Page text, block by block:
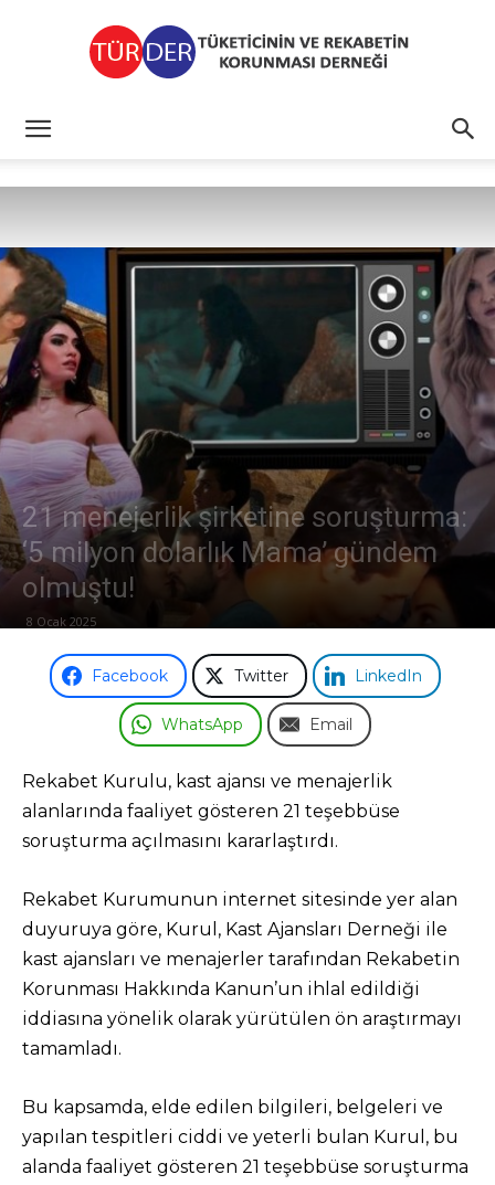
21 menejerlik şirketine soruşturma:
‘5 milyon dolarlık Mama’ gündem
olmuştu!
8 Ocak 2025
Facebook Twitter LinkedIn
WhatsApp Email
Rekabet Kurulu, kast ajansı ve menajerlik
alanlarında faaliyet gösteren 21 teşebbüse
soruşturma açılmasını kararlaştırdı.
Rekabet Kurumunun internet sitesinde yer alan
duyuruya göre, Kurul, Kast Ajansları Derneği ile
kast ajansları ve menajerler tarafından Rekabetin
Korunması Hakkında Kanun’un ihlal edildiği
iddiasına yönelik olarak yürütülen ön araştırmayı
tamamladı.
Bu kapsamda, elde edilen bilgileri, belgeleri ve
yapılan tespitleri ciddi ve yeterli bulan Kurul, bu
alanda faaliyet gösteren 21 teşebbüse soruşturma